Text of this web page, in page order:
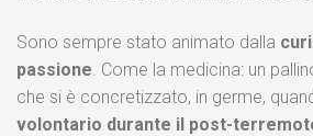
Sono sempre stato animato dalla
passione. Come la medicina: un
che si è concretizzato, in germe,
volontario durante il post-